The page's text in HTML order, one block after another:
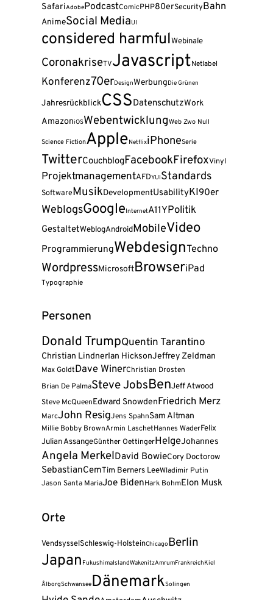
SafariAdobePodcastComicPHP80erSecurityBahn
AnimeSocial MediaUI
considered harmfulWebinale
CoronakriseTVJavascriptNetlabel
Konferenz70erDesignWerbungDie Grünen
JahresrückblickCSSDatenschutzWork
AmazoniOSWebentwicklungWeb Zwo Null
Science FictionAppleNetflixiPhoneSerie
TwitterCouchblogFacebookFirefoxVinyl
ProjektmanagementAFDYUIStandards
SoftwareMusikDevelopmentUsabilityKI90er
WeblogsGoogleInternetA11YPolitik
GestaltetWeblogAndroidMobileVideo
ProgrammierungWebdesignTechno
WordpressMicrosoftBrowseriPad
Typographie
Personen
Donald TrumpQuentin Tarantino
Christian LindnerIan HicksonJeffrey Zeldman
Max GoldtDave WinerChristian Drosten
Brian De PalmaSteve JobsBenJeff Atwood
Steve McQueenEdward SnowdenFriedrich Merz
MarcJohn ResigJens SpahnSam Altman
Millie Bobby BrownArmin LaschetHannes WaderFelix
Julian AssangeGünther OettingerHelgeJohannes
Angela MerkelDavid BowieCory Doctorow
SebastianCemTim Berners LeeWladimir Putin
Jason Santa MariaJoe BidenHark BohmElon Musk
Orte
VendsysselSchleswig-HolsteinChicagoBerlin
Japan FukushimaIslandWakenitzAmrumFrankreichKiel
ÅlborgSchwanseeDänemarkSolingen